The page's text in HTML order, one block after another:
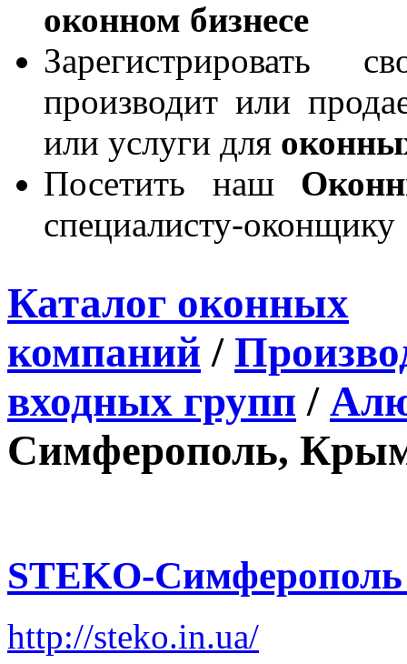
оконном бизнесе
производит или
или услуги для
Посетить наш
специалисту-оконщику
Каталог оконных
компаний /
входных групп /
Симферополь,
STEKO-
http://steko.in.ua/